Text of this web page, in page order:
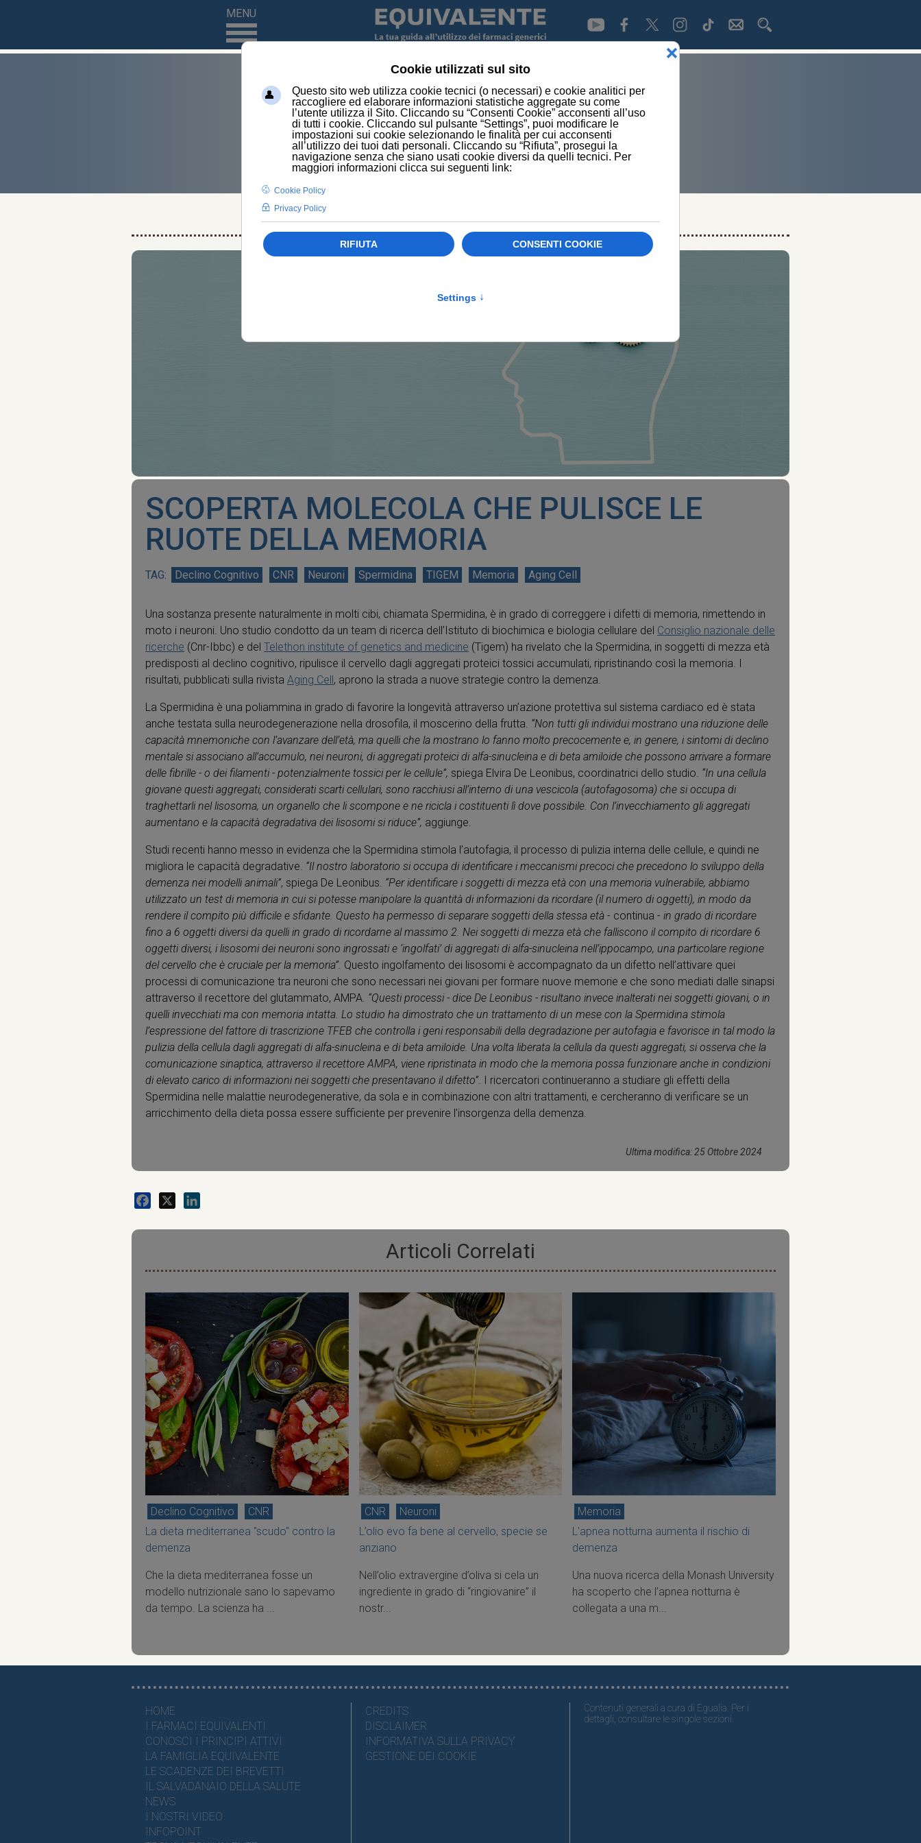
MENU
HOME NEWS
SCOPERTA MOLECOLA CHE PULISCE LE
RUOTE DELLA MEMORIA
Ultima modifica: 25 Ottobre 2024
Declino Cognitivo CNR Neuroni Spermidina TIGEM Memoria Aging Cell
Una sostanza presente naturalmente in molti cibi, chiamata Spermidina, è in grado di correggere i difetti di memoria, rimettendo in
moto i neuroni. Uno studio condotto da un team di ricerca dell’Istituto di biochimica e biologia cellulare del Consiglio nazionale delle
ricerche (Cnr-Ibbc) e del Telethon institute of genetics and medicine (Tigem) ha rivelato che la Spermidina, in soggetti di mezza età
predisposti al declino cognitivo, ripulisce il cervello dagli aggregati proteici tossici accumulati, ripristinando così la memoria. I
risultati, pubblicati sulla rivista Aging Cell, aprono la strada a nuove strategie contro la demenza.
La Spermidina è una poliammina in grado di favorire la longevità attraverso un’azione protettiva sul sistema cardiaco ed è stata
anche testata sulla neurodegenerazione nella drosofila, il moscerino della frutta. “Non tutti gli individui mostrano una riduzione delle
capacità mnemoniche con l’avanzare dell’età, ma quelli che la mostrano lo fanno molto precocemente e, in genere, i sintomi di declino
mentale si associano all’accumulo, nei neuroni, di aggregati proteici di alfa-sinucleina e di beta amiloide che possono arrivare a formare
delle fibrille - o dei filamenti - potenzialmente tossici per le cellule”, spiega Elvira De Leonibus, coordinatrici dello studio. “In una cellula
giovane questi aggregati, considerati scarti cellulari, sono racchiusi all’interno di una vescicola (autofagosoma) che si occupa di
traghettarli nel lisosoma, un organello che li scompone e ne ricicla i costituenti lì dove possibile. Con l’invecchiamento gli aggregati
aumentano e la capacità degradativa dei lisosomi si riduce”, aggiunge.
Studi recenti hanno messo in evidenza che la Spermidina stimola l’autofagia, il processo di pulizia interna delle cellule, e quindi ne
migliora le capacità degradative. “Il nostro laboratorio si occupa di identificare i meccanismi precoci che precedono lo sviluppo della
demenza nei modelli animali”, spiega De Leonibus. “Per identificare i soggetti di mezza età con una memoria vulnerabile, abbiamo
utilizzato un test di memoria in cui si potesse manipolare la quantità di informazioni da ricordare (il numero di oggetti), in modo da
rendere il compito più difficile e sfidante. Questo ha permesso di separare soggetti della stessa età - continua - in grado di ricordare
fino a 6 oggetti diversi da quelli in grado di ricordarne al massimo 2. Nei soggetti di mezza età che falliscono il compito di ricordare 6
oggetti diversi, i lisosomi dei neuroni sono ingrossati e ‘ingolfati’ di aggregati di alfa-sinucleina nell’ippocampo, una particolare regione
del cervello che è cruciale per la memoria”. Questo ingolfamento dei lisosomi è accompagnato da un difetto nell’attivare quei
processi di comunicazione tra neuroni che sono necessari nei giovani per formare nuove memorie e che sono mediati dalle sinapsi
attraverso il recettore del glutammato, AMPA. “Questi processi - dice De Leonibus - risultano invece inalterati nei soggetti giovani, o in
quelli invecchiati ma con memoria intatta. Lo studio ha dimostrato che un trattamento di un mese con la Spermidina stimola
l’espressione del fattore di trascrizione TFEB che controlla i geni responsabili della degradazione per autofagia e favorisce in tal modo la
pulizia della cellula dagli aggregati di alfa-sinucleina e di beta amiloide. Una volta liberata la cellula da questi aggregati, si osserva che la
comunicazione sinaptica, attraverso il recettore AMPA, viene ripristinata in modo che la memoria possa funzionare anche in condizioni
di elevato carico di informazioni nei soggetti che presentavano il difetto”. I ricercatori continueranno a studiare gli effetti della
Spermidina nelle malattie neurodegenerative, da sola e in combinazione con altri trattamenti, e cercheranno di verificare se un
arricchimento della dieta possa essere sufficiente per prevenire l’insorgenza della demenza.
Articoli Correlati
Declino Cognitivo
CNR
La dieta mediterranea "scudo" contro la
demenza
Che la dieta mediterranea fosse un
modello nutrizionale sano lo sapevamo
da tempo. La scienza ha ...
CNR
Neuroni
L’olio evo fa bene al cervello, specie se
anziano
Nell’olio extravergine d’oliva si cela un
ingrediente in grado di “ringiovanire” il
nostr...
Memoria
L'apnea notturna aumenta il rischio di
demenza
Una nuova ricerca della Monash University
ha scoperto che l’apnea notturna è
collegata a una m...
HOME
I FARMACI EQUIVALENTI
CONOSCI I PRINCIPI ATTIVI
LA FAMIGLIA EQUIVALENTE
LE SCADENZE DEI BREVETTI
IL SALVADANAIO DELLA SALUTE
NEWS
I NOSTRI VIDEO
INFOPOINT
CREDITS
DISCLAIMER
INFORMATIVA SULLA PRIVACY
GESTIONE DEI COOKIE
Contenuti generali a cura di Egualia. Per i
dettagli, consultare le singole sezioni.